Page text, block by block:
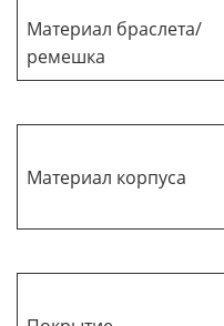
Материал браслета/
ремешка
Материал корпуса